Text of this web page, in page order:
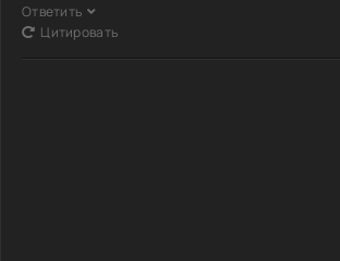
Ответить
Цитировать